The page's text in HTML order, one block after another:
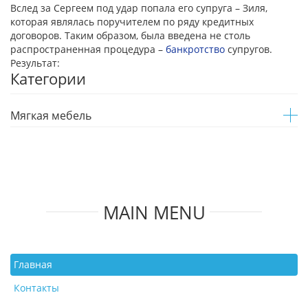
Вслед за Сергеем под удар попала его супруга – Зиля,
которая являлась поручителем по ряду кредитных
договоров. Таким образом, была введена не столь
распространенная процедура – банкротство супругов.
Результат:
Категории
Мягкая мебель
MAIN MENU
Главная
Контакты